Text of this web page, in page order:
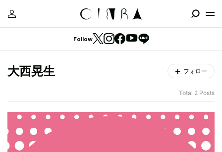
Follow
大西晃生 フォロー
Total 2 Posts